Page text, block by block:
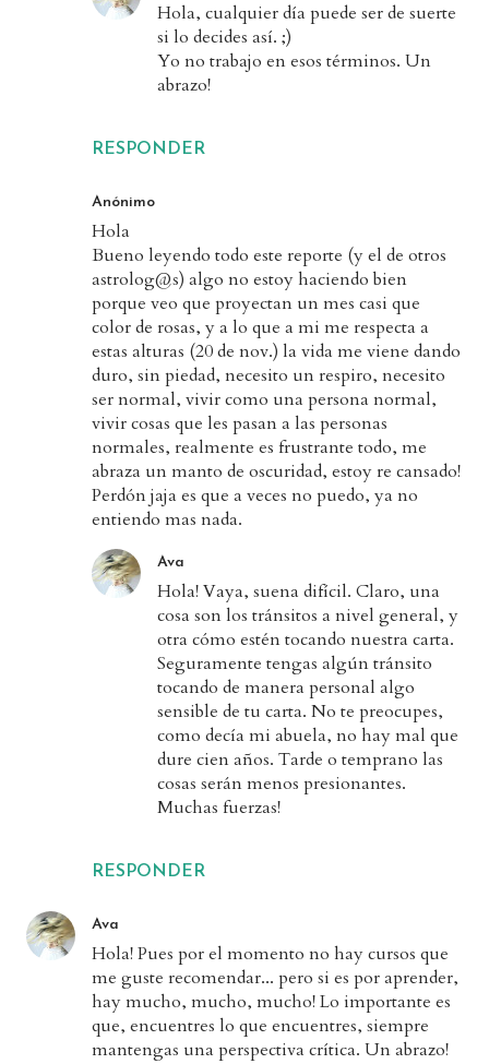
RESPONDER
Hola, cualquier día puede ser de suerte
si lo decides así. ;)
Yo no trabajo en esos términos. Un
abrazo!
Anónimo
Hola
Bueno leyendo todo este reporte (y el de otros
astrolog@s) algo no estoy haciendo bien
porque veo que proyectan un mes casi que
color de rosas, y a lo que a mi me respecta a
estas alturas (20 de nov.) la vida me viene dando
duro, sin piedad, necesito un respiro, necesito
ser normal, vivir como una persona normal,
vivir cosas que les pasan a las personas
normales, realmente es frustrante todo, me
abraza un manto de oscuridad, estoy re cansado!
Perdón jaja es que a veces no puedo, ya no
entiendo mas nada.
RESPONDER
Ava
Hola! Vaya, suena difícil. Claro, una
cosa son los tránsitos a nivel general, y
otra cómo estén tocando nuestra carta.
Seguramente tengas algún tránsito
tocando de manera personal algo
sensible de tu carta. No te preocupes,
como decía mi abuela, no hay mal que
dure cien años. Tarde o temprano las
cosas serán menos presionantes.
Muchas fuerzas!
Ava
Hola! Pues por el momento no hay cursos que
me guste recomendar... pero si es por aprender,
hay mucho, mucho, mucho! Lo importante es
que, encuentres lo que encuentres, siempre
mantengas una perspectiva crítica. Un abrazo!